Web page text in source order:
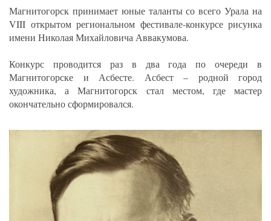
Магнитогорск принимает юные таланты со всего Урала на
VIII открытом региональном фестивале-конкурсе рисунка
имени Николая Михайловича Аввакумова.
Конкурс проводится раз в два года по очереди в
Магнитогорске и Асбесте. Асбест – родной город
художника, а Магнитогорск стал местом, где мастер
окончательно сформировался.